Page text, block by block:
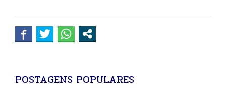
POSTAGENS POPULARES